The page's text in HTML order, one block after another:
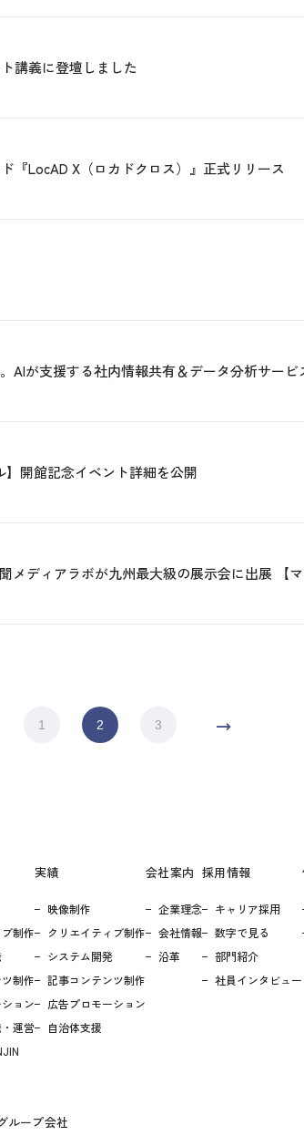
講義に登壇しました
『LocAD X（ロカドクロス）』正式リリース
AIが支援する社内情報共有＆データ分析サー
】開館記念イベント詳細を公開
メディアラボが九州最大級の展示会に出展 【マ
1 2 3
制作
制作
ョン
運営
実績
映像制作
クリエイティブ制作
システム開発
記事コンテンツ制作
広告プロモーション
自治体支援
会社案内
企業理念
会社情報
沿革
採用情報
キャリア採用
数字で見る
部門紹介
社員インタビュー
ループ会社